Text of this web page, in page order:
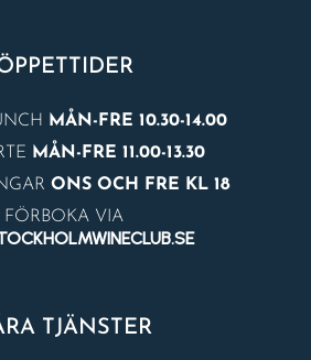
MÅN-FRE 10.30-14.00
MÅN-FRE 11.00-13.30
ONS OCH FRE KL 18
FÖRBOKA VIA
TJÄNSTER